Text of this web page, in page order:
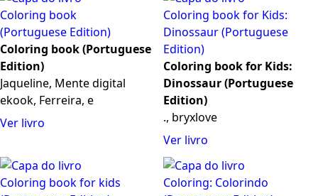
Coloring book (Portuguese
Edition)
Jaqueline, Mente digital
ekook, Ferreira, e
Ver livro
Coloring book for Kids:
Dinossaur (Portuguese
Edition)
., bryxlove
Ver livro